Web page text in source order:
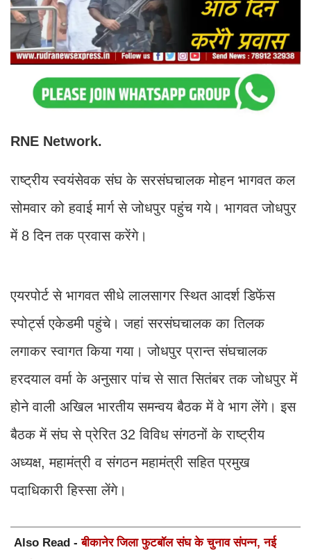
RNE Network.
राष्ट्रीय स्वयंसेवक संघ के सरसंघचालक मोहन भागवत कल
सोमवार को हवाई मार्ग से जोधपुर पहुंच गये। भागवत जोधपुर
में 8 दिन तक प्रवास करेंगे।
एयरपोर्ट से भागवत सीधे लालसागर स्थित आदर्श डिफेंस
स्पोर्ट्स एकेडमी पहुंचे। जहां सरसंघचालक का तिलक
लगाकर स्वागत किया गया। जोधपुर प्रान्त संघचालक
हरदयाल वर्मा के अनुसार पांच से सात सितंबर तक जोधपुर में
होने वाली अखिल भारतीय समन्वय बैठक में वे भाग लेंगे। इस
बैठक में संघ से प्रेरित 32 विविध संगठनों के राष्ट्रीय
अध्यक्ष, महामंत्री व संगठन महामंत्री सहित प्रमुख
पदाधिकारी हिस्सा लेंगे।
Also Read -बीकानेर जिला फुटबॉल संघ के चुनाव संपन्न, नई